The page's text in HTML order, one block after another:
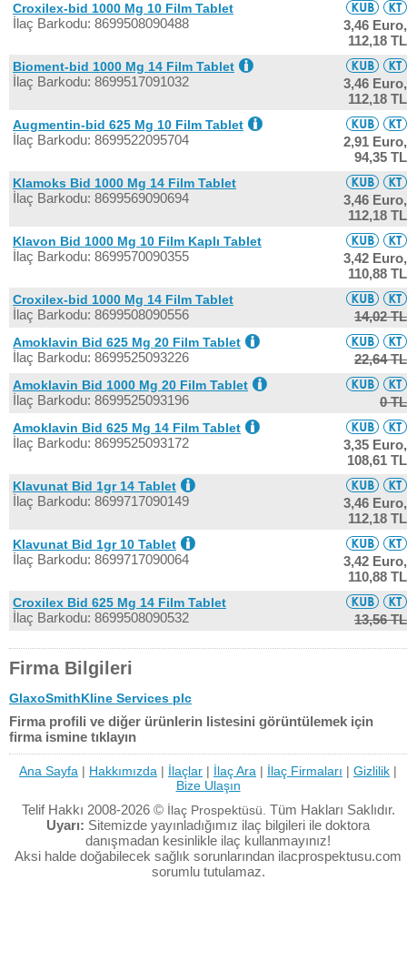
Croxilex-bid 1000 Mg 10 Film Tablet
İlaç Barkodu: 8699508090488
3,46 Euro,
112,18 TL
Bioment-bid 1000 Mg 14 Film Tablet
İlaç Barkodu: 8699517091032
3,46 Euro,
112,18 TL
Augmentin-bid 625 Mg 10 Film Tablet
İlaç Barkodu: 8699522095704
2,91 Euro,
94,35 TL
Klamoks Bid 1000 Mg 14 Film Tablet
İlaç Barkodu: 8699569090694
3,46 Euro,
112,18 TL
Klavon Bid 1000 Mg 10 Film Kaplı Tablet
İlaç Barkodu: 8699570090355
3,42 Euro,
110,88 TL
Croxilex-bid 1000 Mg 14 Film Tablet
İlaç Barkodu: 8699508090556 14,02 TL
Amoklavin Bid 625 Mg 20 Film Tablet
İlaç Barkodu: 8699525093226 22,64 TL
Amoklavin Bid 1000 Mg 20 Film Tablet
İlaç Barkodu: 8699525093196 0 TL
Amoklavin Bid 625 Mg 14 Film Tablet
İlaç Barkodu: 8699525093172
3,35 Euro,
108,61 TL
Klavunat Bid 1gr 14 Tablet
İlaç Barkodu: 8699717090149
3,46 Euro,
112,18 TL
Klavunat Bid 1gr 10 Tablet
İlaç Barkodu: 8699717090064
3,42 Euro,
110,88 TL
Croxilex Bid 625 Mg 14 Film Tablet
İlaç Barkodu: 8699508090532 13,56 TL
Firma Bilgileri
GlaxoSmithKline Services plc
Firma profili ve diğer ürünlerin listesini görüntülemek için
firma ismine tıklayın
Ana Sayfa | Hakkımızda | İlaçlar | İlaç Ara | İlaç Firmaları | Gizlilik |
Bize Ulaşın
Telif Hakkı 2008-2026 © İlaç Prospektüsü. Tüm Hakları Saklıdır.
Uyarı: Sitemizde yayınladığımız ilaç bilgileri ile doktora
danışmadan kesinlikle ilaç kullanmayınız!
Aksi halde doğabilecek sağlık sorunlarından ilacprospektusu.com
sorumlu tutulamaz.